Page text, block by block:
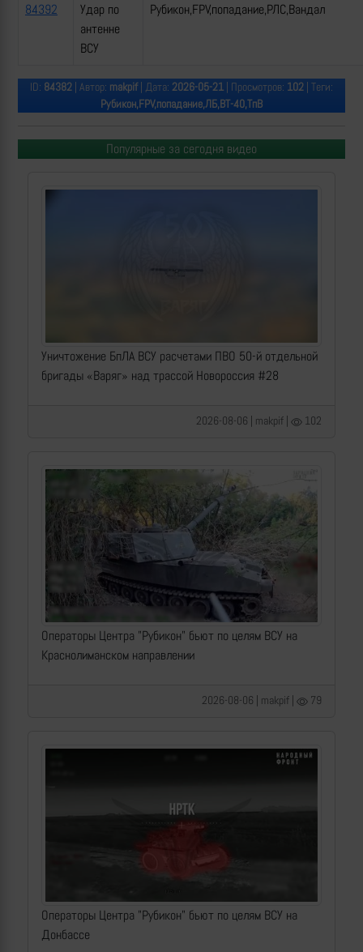
84392
Удар по
антенне
ВСУ
Рубикон,FPV,попадание,РЛС,Вандал
ID: 84382 | Автор: makpif| Дата: 2026-05-21 | Просмотров: 102 | Теги:
Рубикон,FPV,попадание,ЛБ,ВТ-40,ТпВ
Популярные за сегодня видео
Уничтожение БпЛА ВСУ расчетами ПВО 50-й отдельной
бригады «Варяг» над трассой Новороссия #28
2026-08-06 | makpif | 102
Операторы Центра "Рубикон" бьют по целям ВСУ на
Краснолиманском направлении
2026-08-06 | makpif | 79
Операторы Центра "Рубикон" бьют по целям ВСУ на
Донбассе